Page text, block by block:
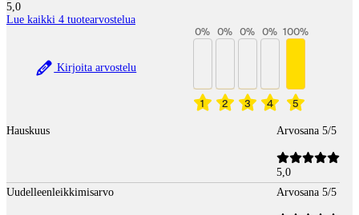
5,0
Lue kaikki 4 tuotearvostelua
Kirjoita arvostelu
1
0%
2
0%
3
0%
4
0%
5
100%
Hauskuus Arvosana 5/5
5,0
Uudelleenleikkimisarvo
Arvosana 5/5